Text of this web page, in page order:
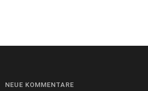
NEUE KOMMENTARE